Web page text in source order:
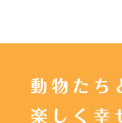
動物たち
楽しく幸